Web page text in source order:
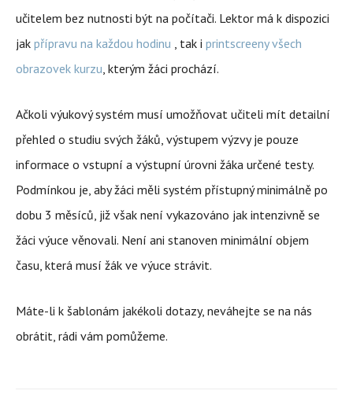
učitelem bez nutnosti být na počítači. Lektor má k dispozici
jak přípravu na každou hodinu , tak i printscreeny všech
obrazovek kurzu, kterým žáci prochází.
Ačkoli výukový systém musí umožňovat učiteli mít detailní
přehled o studiu svých žáků, výstupem výzvy je pouze
informace o vstupní a výstupní úrovni žáka určené testy.
Podmínkou je, aby žáci měli systém přístupný minimálně po
dobu 3 měsíců, již však není vykazováno jak intenzivně se
žáci výuce věnovali. Není ani stanoven minimální objem
času, která musí žák ve výuce strávit.
Máte-li k šablonám jakékoli dotazy, neváhejte se na nás
obrátit, rádi vám pomůžeme.